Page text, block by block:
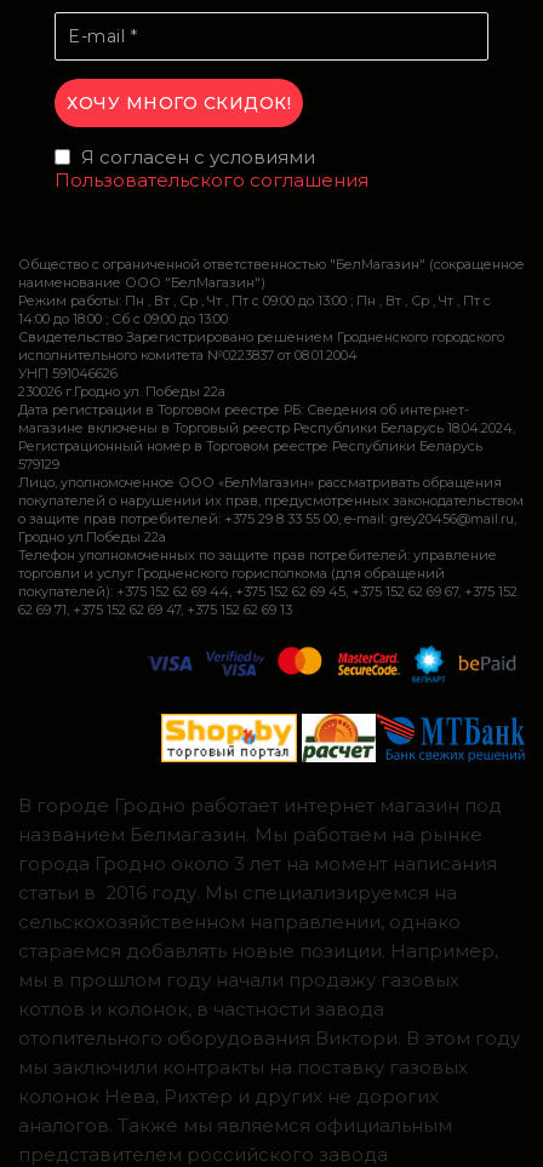
Я согласен с условиями
Пользовательского соглашения
Общество с ограниченной ответственностью "БелМагазин" (сокращенное
наименование ООО "БелМагазин")
Режим работы: Пн , Вт , Ср , Чт , Пт c 09:00 до 13:00 ; Пн , Вт , Ср , Чт , Пт c
14:00 до 18:00 ; Сб c 09:00 до 13:00
Свидетельство Зарегистрировано решением Гродненского городского
исполнительного комитета №0223837 от 08.01.2004
УНП 591046626
230026 г.Гродно ул. Победы 22а
Дата регистрации в Торговом реестре РБ: Сведения об интернет-
магазине включены в Торговый реестр Республики Беларусь 18.04.2024,
Регистрационный номер в Торговом реестре Республики Беларусь
579129
Лицо, уполномоченное ООО «БелМагазин» рассматривать обращения
покупателей о нарушении их прав, предусмотренных законодательством
о защите прав потребителей: +375 29 8 33 55 00, e-mail: grey20456@mail.ru,
Гродно ул.Победы 22а
Телефон уполномоченных по защите прав потребителей: управление
торговли и услуг Гродненского горисполкома (для обращений
покупателей): +375 152 62 69 44, +375 152 62 69 45, +375 152 62 69 67, +375 152
62 69 71, +375 152 62 69 47, +375 152 62 69 13
В городе Гродно работает интернет магазин под
названием Белмагазин. Мы работаем на рынке
города Гродно около 3 лет на момент написания
статьи в 2016 году. Мы специализируемся на
сельскохозяйственном направлении, однако
стараемся добавлять новые позиции. Например,
мы в прошлом году начали продажу газовых
котлов и колонок, в частности завода
отопительного оборудования Виктори. В этом году
мы заключили контракты на поставку газовых
колонок Нева, Рихтер и других не дорогих
аналогов. Также мы являемся официальным
представителем российского завода